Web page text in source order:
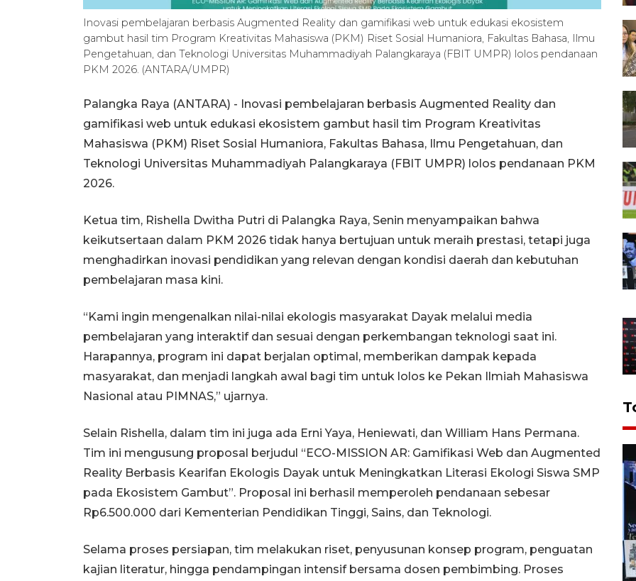
Inovasi pembelajaran berbasis Augmented Reality dan gamifikasi web untuk edukasi ekosistem
gambut hasil tim Program Kreativitas Mahasiswa (PKM) Riset Sosial Humaniora, Fakultas Bahasa, Ilmu
Pengetahuan, dan Teknologi Universitas Muhammadiyah Palangkaraya (FBIT UMPR) lolos pendanaan
PKM 2026. (ANTARA/UMPR)
Palangka Raya (ANTARA) - Inovasi pembelajaran berbasis Augmented Reality dan
gamifikasi web untuk edukasi ekosistem gambut hasil tim Program Kreativitas
Mahasiswa (PKM) Riset Sosial Humaniora, Fakultas Bahasa, Ilmu Pengetahuan, dan
Teknologi Universitas Muhammadiyah Palangkaraya (FBIT UMPR) lolos pendanaan PKM
2026.
Ketua tim, Rishella Dwitha Putri di Palangka Raya, Senin menyampaikan bahwa
keikutsertaan dalam PKM 2026 tidak hanya bertujuan untuk meraih prestasi, tetapi juga
menghadirkan inovasi pendidikan yang relevan dengan kondisi daerah dan kebutuhan
pembelajaran masa kini.
“Kami ingin mengenalkan nilai-nilai ekologis masyarakat Dayak melalui media
pembelajaran yang interaktif dan sesuai dengan perkembangan teknologi saat ini.
Harapannya, program ini dapat berjalan optimal, memberikan dampak kepada
masyarakat, dan menjadi langkah awal bagi tim untuk lolos ke Pekan Ilmiah Mahasiswa
Nasional atau PIMNAS,” ujarnya.
Selain Rishella, dalam tim ini juga ada Erni Yaya, Heniewati, dan William Hans Permana.
Tim ini mengusung proposal berjudul “ECO-MISSION AR: Gamifikasi Web dan Augmented
Reality Berbasis Kearifan Ekologis Dayak untuk Meningkatkan Literasi Ekologi Siswa SMP
pada Ekosistem Gambut”. Proposal ini berhasil memperoleh pendanaan sebesar
Rp6.500.000 dari Kementerian Pendidikan Tinggi, Sains, dan Teknologi.
Selama proses persiapan, tim melakukan riset, penyusunan konsep program, penguatan
kajian literatur, hingga pendampingan intensif bersama dosen pembimbing. Proses